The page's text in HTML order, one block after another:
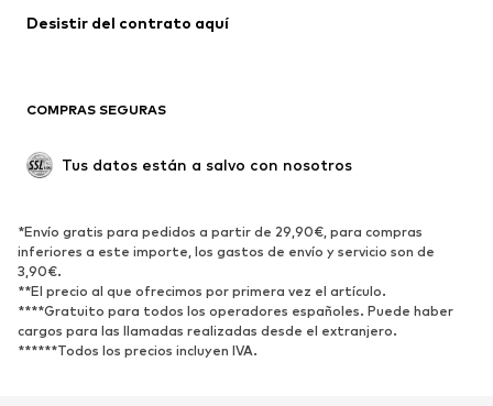
Ropa de baño
Nuevo
Tendencia
Zapatos bajos
Zapatos deportivos
Zapatos abiertos
DEPORTE
Ropa deportiva
Disciplinas deportivas
Desistir del contrato aquí
COMPRAS SEGURAS
Tus datos están a salvo con nosotros
*Envío gratis para pedidos a partir de 29,90€, para compras
inferiores a este importe, los gastos de envío y servicio son de
3,90€.
**El precio al que ofrecimos por primera vez el artículo.
****Gratuito para todos los operadores españoles. Puede haber
cargos para las llamadas realizadas desde el extranjero.
******Todos los precios incluyen IVA.